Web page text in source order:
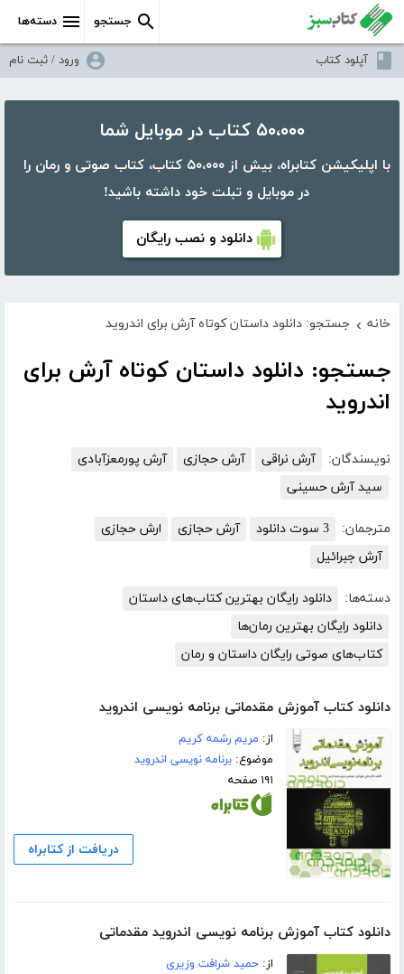
دسته‌ها جستجو
آپلود کتاب ورود / ثبت نام
۵۰،۰۰۰ کتاب در موبایل شما
با اپلیکیشن کتابراه، بیش از ۵۰،۰۰۰ کتاب، کتاب صوتی و رمان را
در موبایل و تبلت خود داشته باشید!
دانلود و نصب رایگان
خانه › جستجو: دانلود داستان کوتاه آرش برای اندروید
جستجو: دانلود داستان کوتاه آرش برای
اندروید
نویسندگان: آرش نراقی آرش حجازی
آرش پورمعزآبادی
سید آرش حسینی
مترجمان: 3 سوت دانلود آرش حجازی
ارش حجازی
آرش جبرائیل
دسته‌ها:
دانلود رایگان بهترین کتاب‌های داستان
دانلود رایگان بهترین رمان‌ها
کتاب‌های صوتی رایگان داستان و رمان
دانلود کتاب آموزش مقدماتی برنامه نویسی اندروید
از: مریم رشمه کریم
موضوع:برنامه نویسی اندروید
۱۹۱ صفحه
دریافت از کتابراه
دانلود کتاب آموزش برنامه نویسی اندروید مقدماتی
از:حمید شرافت وزیری